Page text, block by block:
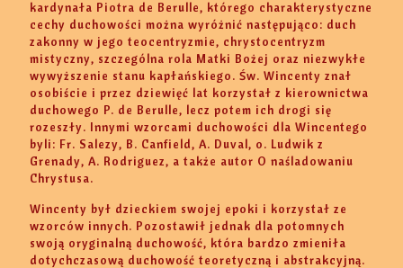
kardynała Piotra de Berulle, którego charakterystyczne
cechy duchowości można wyróżnić następująco: duch
zakonny w jego teocentryzmie, chrystocentryzm
mistyczny, szczególna rola Matki Bożej oraz niezwykłe
wywyższenie stanu kapłańskiego. Św. Wincenty znał
osobiście i przez dziewięć lat korzystał z kierownictwa
duchowego P. de Berulle, lecz potem ich drogi się
rozeszły. Innymi wzorcami duchowości dla Wincentego
byli: Fr. Salezy, B. Canfield, A. Duval, o. Ludwik z
Grenady, A. Rodriguez, a także autor O naśladowaniu
Chrystusa.
Wincenty był dzieckiem swojej epoki i korzystał ze
wzorców innych. Pozostawił jednak dla potomnych
swoją oryginalną duchowość, która bardzo zmieniła
dotychczasową duchowość teoretyczną i abstrakcyjną.